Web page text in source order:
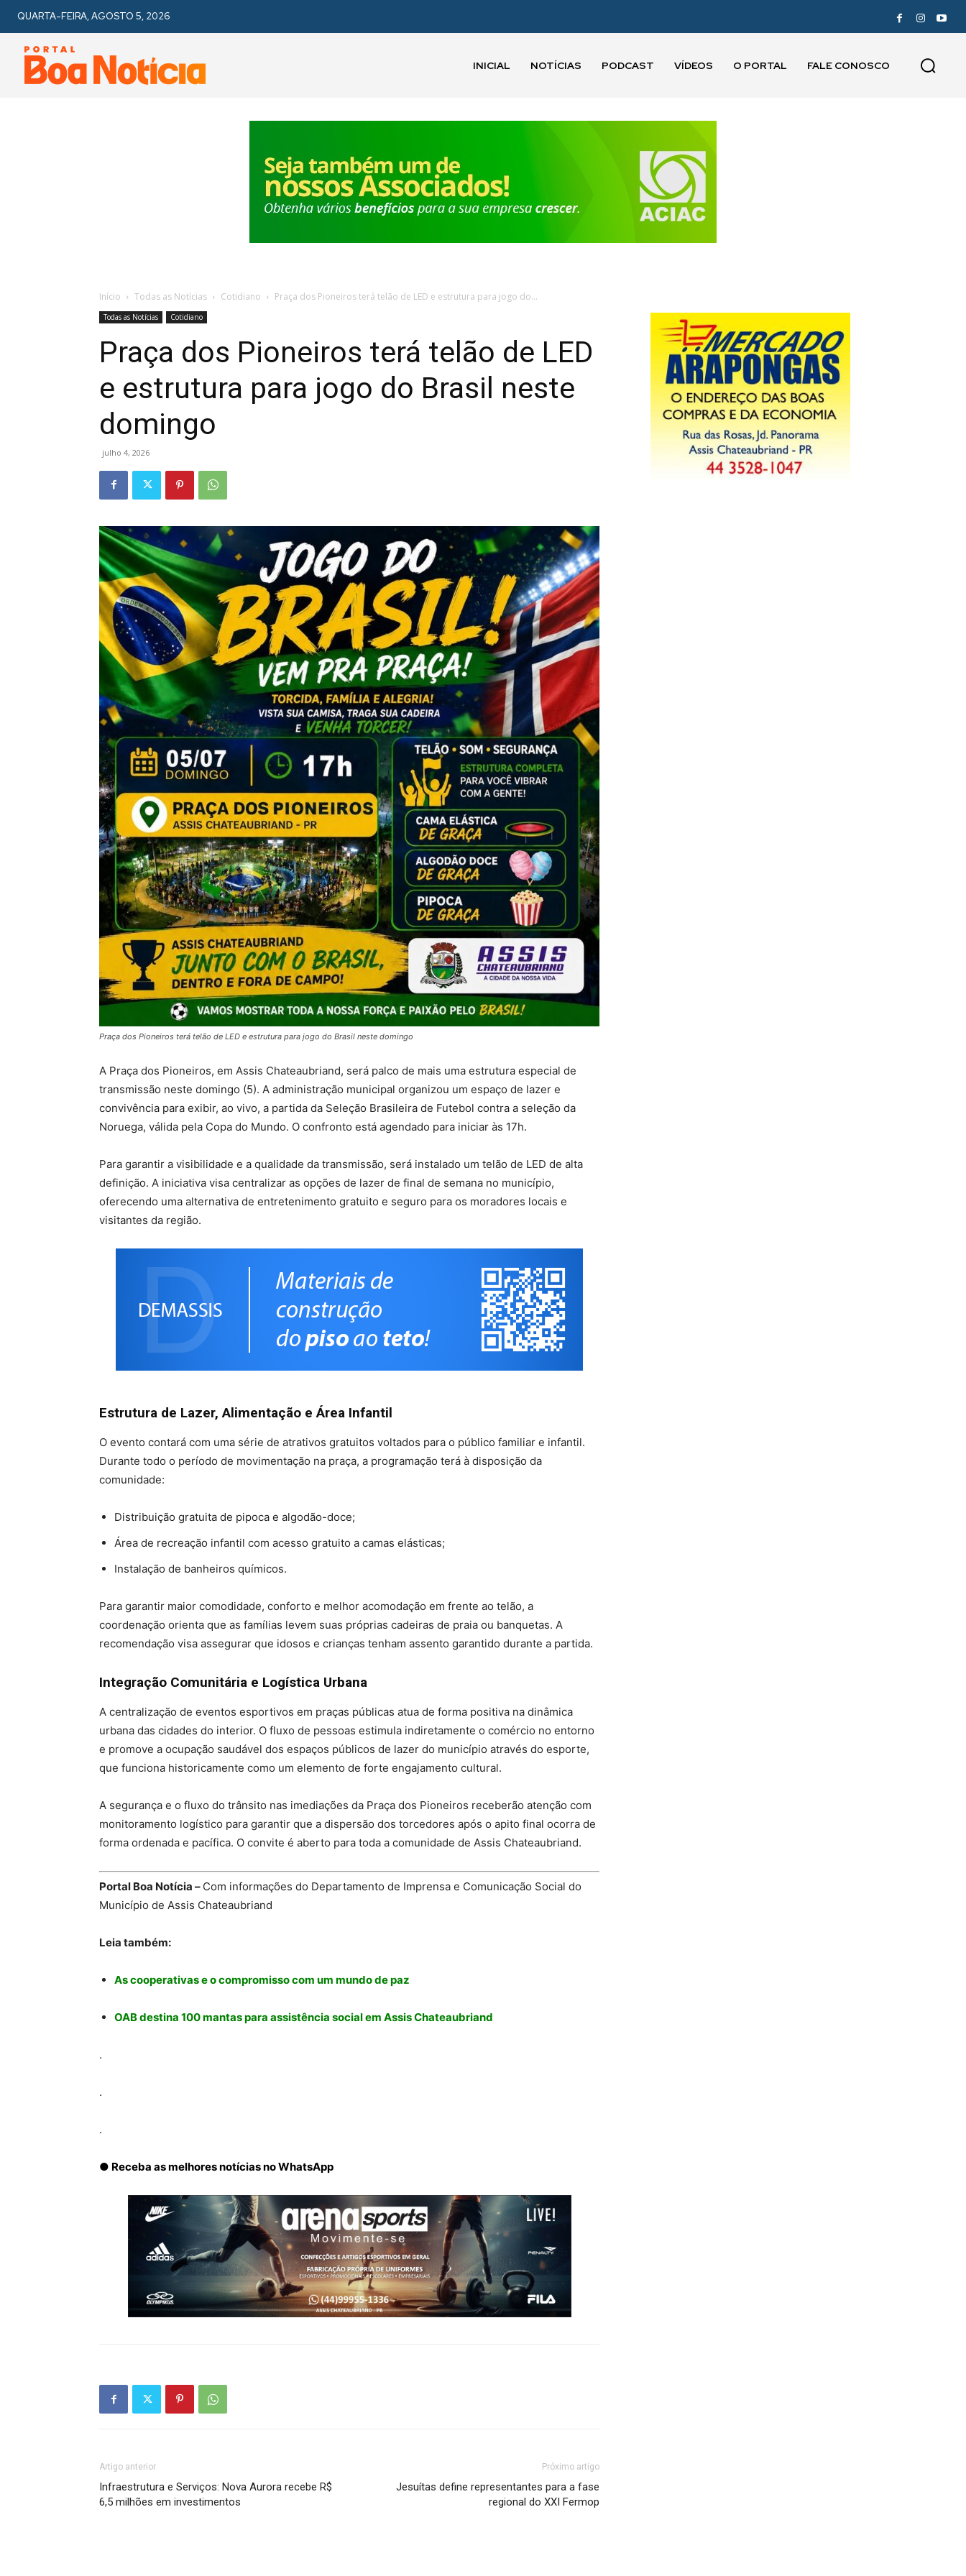
QUARTA-FEIRA, AGOSTO 5, 2026
INICIAL NOTÍCIAS PODCAST VÍDEOS O PORTAL FALE CONOSCO
Início Todas as Notícias Cotidiano Praça dos Pioneiros terá telão de LED e estrutura para jogo do...
Todas as Notícias Cotidiano
Praça dos Pioneiros terá telão de LED
e estrutura para jogo do Brasil neste
domingo
julho 4, 2026
Praça dos Pioneiros terá telão de LED e estrutura para jogo do Brasil neste domingo
A Praça dos Pioneiros, em Assis Chateaubriand, será palco de mais uma estrutura especial de
transmissão neste domingo (5). A administração municipal organizou um espaço de lazer e
convivência para exibir, ao vivo, a partida da Seleção Brasileira de Futebol contra a seleção da
Noruega, válida pela Copa do Mundo. O confronto está agendado para iniciar às 17h.
Para garantir a visibilidade e a qualidade da transmissão, será instalado um telão de LED de alta
definição. A iniciativa visa centralizar as opções de lazer de final de semana no município,
oferecendo uma alternativa de entretenimento gratuito e seguro para os moradores locais e
visitantes da região.
Estrutura de Lazer, Alimentação e Área Infantil
O evento contará com uma série de atrativos gratuitos voltados para o público familiar e infantil.
Durante todo o período de movimentação na praça, a programação terá à disposição da
comunidade:
Distribuição gratuita de pipoca e algodão-doce;
Área de recreação infantil com acesso gratuito a camas elásticas;
Instalação de banheiros químicos.
Para garantir maior comodidade, conforto e melhor acomodação em frente ao telão, a
coordenação orienta que as famílias levem suas próprias cadeiras de praia ou banquetas. A
recomendação visa assegurar que idosos e crianças tenham assento garantido durante a partida.
Integração Comunitária e Logística Urbana
A centralização de eventos esportivos em praças públicas atua de forma positiva na dinâmica
urbana das cidades do interior. O fluxo de pessoas estimula indiretamente o comércio no entorno
e promove a ocupação saudável dos espaços públicos de lazer do município através do esporte,
que funciona historicamente como um elemento de forte engajamento cultural.
A segurança e o fluxo do trânsito nas imediações da Praça dos Pioneiros receberão atenção com
monitoramento logístico para garantir que a dispersão dos torcedores após o apito final ocorra de
forma ordenada e pacífica. O convite é aberto para toda a comunidade de Assis Chateaubriand.
Portal Boa Notícia – Com informações do Departamento de Imprensa e Comunicação Social do
Município de Assis Chateaubriand
Leia também:
As cooperativas e o compromisso com um mundo de paz
OAB destina 100 mantas para assistência social em Assis Chateaubriand
.
.
.
● Receba as melhores notícias no WhatsApp
Artigo anterior
Infraestrutura e Serviços: Nova Aurora recebe R$
6,5 milhões em investimentos
Próximo artigo
Jesuítas define representantes para a fase
regional do XXI Fermop